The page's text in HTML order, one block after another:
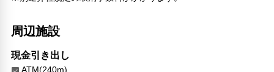
対応言語
英語
日本語
周辺施設
現金引き出し
ATM(240m)